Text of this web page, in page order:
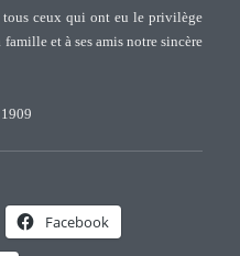
tous ceux qui ont eu le privilège
et à ses amis notre sincère
Facebook